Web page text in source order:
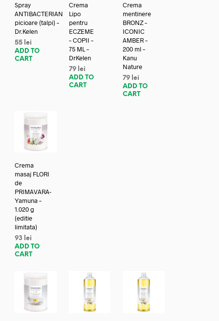
Spray
ANTIBACTERIAN
picioare (talpi) –
Dr.Kelen
55 lei
ADD TO
CART
Crema
Lipo
pentru
ECZEME
– COPII –
75 ML –
DrKelen
79 lei
ADD TO
CART
Crema
mentinere
BRONZ –
ICONIC
AMBER –
200 ml –
Kanu
Nature
79 lei
ADD TO
CART
Crema
masaj FLORI
de
PRIMAVARA-
Yamuna –
1.020 g
(editie
limitata)
93
lei
ADD TO
CART